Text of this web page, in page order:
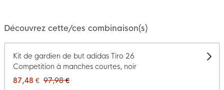
Découvrez cette/ces combinaison(s)
Kit de gardien de but adidas Tiro 26
Competition à manches courtes, noir
87,48 € 97,98 €